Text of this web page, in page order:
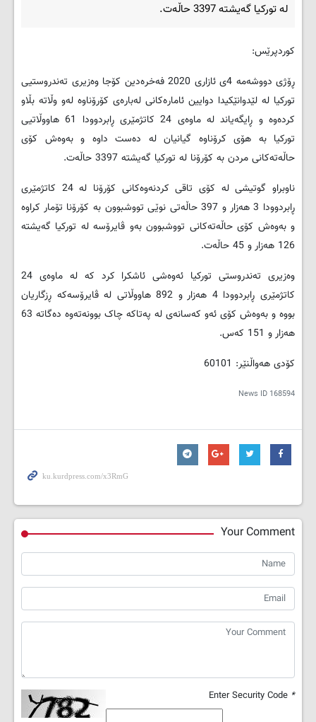
لە تورکیا گەیشتە 3397 حاڵەت.
کوردپرێس:
ڕۆژی دووشەمە 4ی ئازاری 2020 فەخرەدین کۆجا وەزیری تەندروستیی
تورکیا لە لێدوانێکیدا دوایین ئامارەکانی لەبارەی کۆرۆناوە لەو وڵاتە بڵاو
کردەوە و ڕایگەیاند لە ماوەی 24 کاتژمێری ڕابردوودا 61 هاووڵاتیی
تورکیا بە هۆی کرۆناوە گیانیان لە دەست داوە و بەوەش کۆی
حاڵەتەکانی مردن بە کۆرۆنا لە تورکیا گەیشتە 3397 حاڵەت.
ناوبراو گوتیشی لە کۆی تاقی کردنەوەکانی کۆرۆنا لە 24 کاتژمێری
ڕابردوودا 3 هەزار و 397 حاڵەتی نوێی تووشبوون بە کۆرۆنا تۆمار کراوە
و بەوەش کۆی حاڵەتەکانی تووشبوون بەو ڤایرۆسە لە تورکیا گەیشتە
126 هەزار و 45 حاڵەت.
وەزیری تەندروستی تورکیا ئەوەشی ئاشکرا کرد کە لە ماوەی 24
کاتژمێری ڕابردوودا 4 هەزار و 892 هاووڵاتی لە ڤایرۆسەکە ڕزگاریان
بووە و بەوەش کۆی ئەو کەسانەی لە پەتاکە چاک بوونەتەوە دەگاتە 63
هەزار و 151 کەس.
کۆدی هەواڵنێر: 60101
News ID 168594
Your Comment
*